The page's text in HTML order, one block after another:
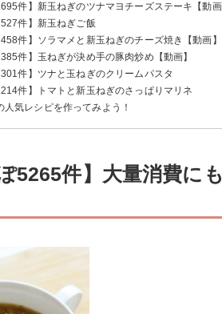
件】新玉ねぎのツナマヨチーズステーキ【動画
件】新玉ねぎご飯
件】ソラマメと新玉ねぎのチーズ焼き【動画】
件】玉ねぎが決め手の豚肉炒め【動画】
件】ツナと玉ねぎのクリームパスタ
件】トマトと新玉ねぎのさっぱりマリネ
人気レシピを作ってみよう！
5265件】大量消費に